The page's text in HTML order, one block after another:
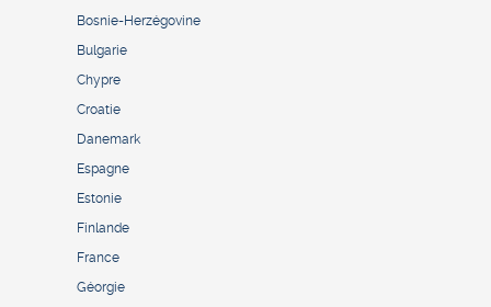
Bosnie-Herzégovine
Bulgarie
Chypre
Croatie
Danemark
Espagne
Estonie
Finlande
France
Géorgie